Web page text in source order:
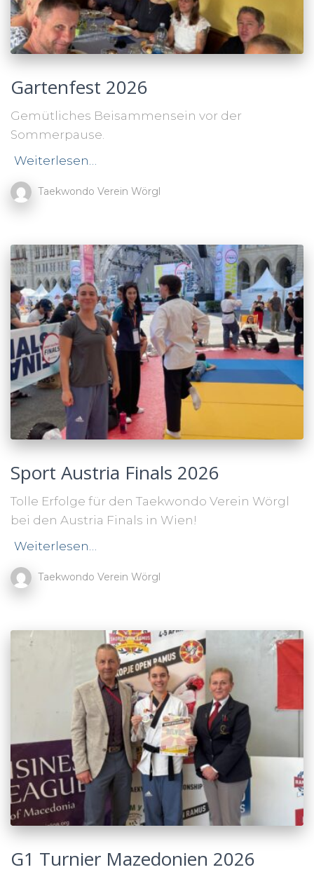
Gartenfest 2026
Gemütliches Beisammensein vor der
Sommerpause.
Weiterlesen…
Taekwondo Verein Wörgl
Sport Austria Finals 2026
Tolle Erfolge für den Taekwondo Verein Wörgl
bei den Austria Finals in Wien!
Weiterlesen…
Taekwondo Verein Wörgl
G1 Turnier Mazedonien 2026